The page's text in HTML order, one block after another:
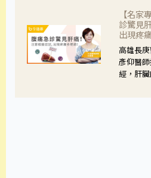
禁」的
友往來
【名家
診驚見
出現疼
高雄長
彥仰醫
經，肝